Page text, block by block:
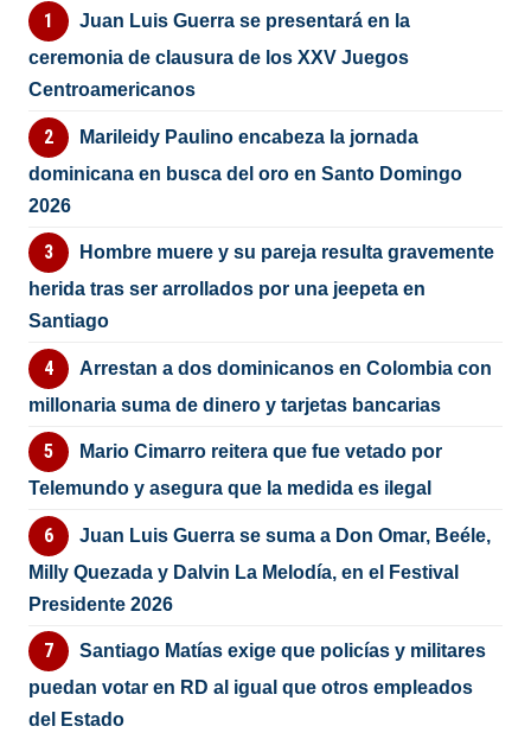
Juan Luis Guerra se presentará en la
ceremonia de clausura de los XXV Juegos
Centroamericanos
Marileidy Paulino encabeza la jornada
dominicana en busca del oro en Santo Domingo
2026
Hombre muere y su pareja resulta gravemente
herida tras ser arrollados por una jeepeta en
Santiago
Arrestan a dos dominicanos en Colombia con
millonaria suma de dinero y tarjetas bancarias
Mario Cimarro reitera que fue vetado por
Telemundo y asegura que la medida es ilegal
Juan Luis Guerra se suma a Don Omar, Beéle,
Milly Quezada y Dalvin La Melodía, en el Festival
Presidente 2026
Santiago Matías exige que policías y militares
puedan votar en RD al igual que otros empleados
del Estado